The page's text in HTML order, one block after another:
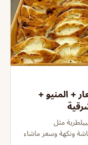
+ المنيو +
مثل
ونكهة وسعر ماشاء